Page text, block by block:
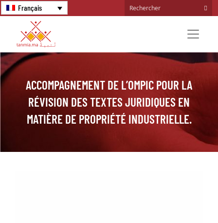
Français
ACCOMPAGNEMENT DE L’OMPIC POUR LA
RÉVISION DES TEXTES JURIDIQUES EN
MATIÈRE DE PROPRIÉTÉ INDUSTRIELLE.